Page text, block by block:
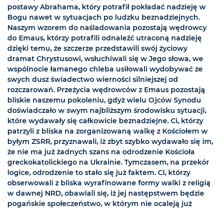
postawy Abrahama, który potrafił pokładać nadzieję w
Bogu nawet w sytuacjach po ludzku beznadziejnych.
Naszym wzorem do naśladowania pozostają wędrowcy
do Emaus, którzy potrafili odnaleźć utraconą nadzieję
dzięki temu, że szczerze przedstawili swój życiowy
dramat Chrystusowi, wsłuchiwali się w Jego słowa, we
wspólnocie łamanego chleba usiłowali wydobywać ze
swych dusz świadectwo wierności silniejszej od
rozczarowań. Przeżycia wędrowców z Emaus pozostają
bliskie naszemu pokoleniu, gdyż wielu Ojców Synodu
doświadczało w swym najbliższym środowisku sytuacji,
które wydawały się całkowicie beznadziejne. Ci, którzy
patrzyli z bliska na zorganizowaną walkę z Kościołem w
byłym ZSRR, przyznawali, iż zbyt szybko wydawało się im,
że nie ma już żadnych szans na odrodzenie Kościoła
greckokatolickiego na Ukrainie. Tymczasem, na przekór
logice, odrodzenie to stało się już faktem. Ci, którzy
obserwowali z bliska wyrafinowane formy walki z religią
w dawnej NRD, obawiali się, iż jej następstwem będzie
pogańskie społeczeństwo, w którym nie ocaleją już